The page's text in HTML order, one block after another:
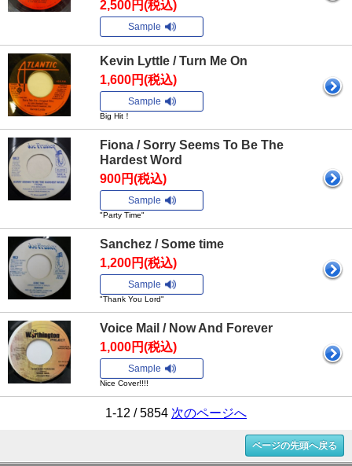
2,500円(税込)
Sample
Kevin Lyttle / Turn Me On
1,600円(税込)
Sample
Big Hit！
Fiona / Sorry Seems To Be The
Hardest Word
900円(税込)
Sample
"Party Time"
Sanchez / Some time
1,200円(税込)
Sample
"Thank You Lord"
Voice Mail / Now And Forever
1,000円(税込)
Sample
Nice Cover!!!!
1-12 / 5854 次のページへ
ページの先頭へ戻る